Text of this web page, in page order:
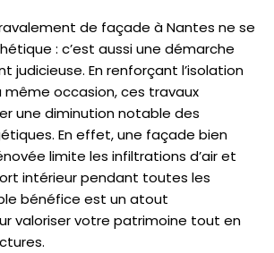
de façade à Nantes ne se
: c’est aussi une démarche
judicieuse. En renforçant l’isolation
même occasion, ces travaux
une diminution notable des
En effet, une façade bien
limite les infiltrations d’air et
intérieur pendant toutes les
bénéfice est un atout
valoriser votre patrimoine tout en